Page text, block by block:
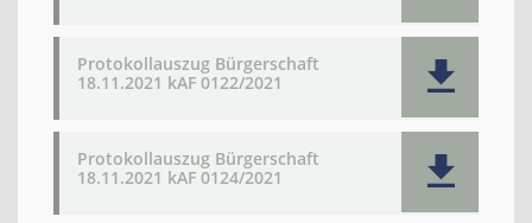
Protokollauszug Bürgerschaft
18.11.2021 kAF 0122/2021
Protokollauszug Bürgerschaft
18.11.2021 kAF 0124/2021